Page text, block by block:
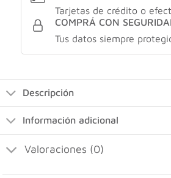
Tarjetas de crédito o
COMPRÁ CON
Tus datos siempre
Descripción
Información adicional
Valoraciones (0)